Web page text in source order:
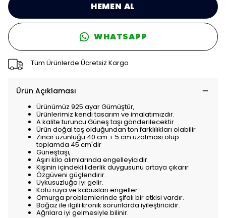
HEMEN AL
WHATSAPP
Tüm Ürünlerde Ücretsiz Kargo
Ürün Açıklaması
Ürünümüz 925 ayar Gümüştür,
Ürünlerimiz kendi tasarım ve imalatımızdır.
A kalite turuncu Güneş taşı gönderilecektir
Ürün doğal taş olduğundan ton farklılıkları olabilir
Zincir uzunluğu 40 cm + 5 cm uzatması olup
toplamda 45 cm'dir
Güneştaşı,
Aşırı kilo alımlarında engelleyicidir.
Kişinin içindeki liderlik duygusunu ortaya çıkarır
Özgüveni güçlendirir.
Uykusuzluğa iyi gelir.
Kötü rüya ve kabusları engeller.
Omurga problemlerinde şifalı bir etkisi vardır.
Boğaz ile ilgili kronik sorunlarda iyileştiricidir.
Ağrılara iyi gelmesiyle bilinir.